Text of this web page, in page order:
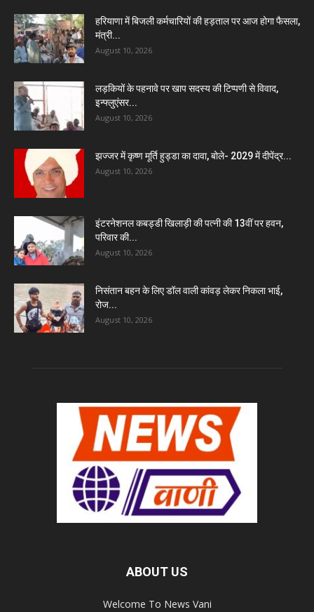
हरियाणा में बिजली कर्मचारियों की हड़ताल पर आज होगा फैसला,
मंत्री...
August 10, 2026
लड़कियों के पहनावे पर खाप सदस्य की टिप्पणी से विवाद,
इन्फ्लुएंसर...
August 10, 2026
झज्जर में कृष्ण मूर्ति हुड्डा का दावा, बोले- 2029 में दीपेंद्र...
August 10, 2026
इंटरनेशनल कबड्डी खिलाड़ी की पत्नी की 13वीं पर हवन,
परिवार की...
August 10, 2026
निसंतान बहन के लिए डॉल वाली कांवड़ लेकर निकला भाई,
रोज...
August 10, 2026
ABOUT US
Welcome To News Vani